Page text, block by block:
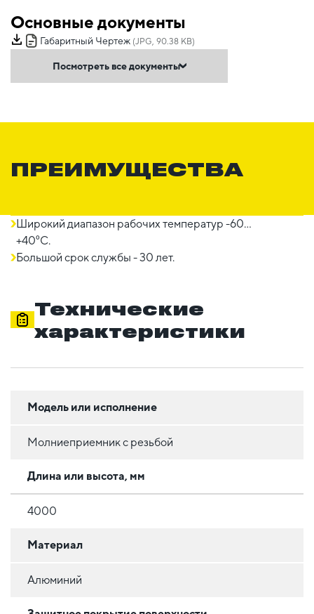
Основные документы
Габаритный Чертеж (JPG, 90.38 KB)
Посмотреть все документы
ПРЕИМУЩЕСТВА
Широкий диапазон рабочих температур -60…
+40⁰С.
Большой срок службы - 30 лет.
Технические
характеристики
Модель или исполнение
Молниеприемник с резьбой
Длина или высота, мм
4000
Материал
Алюминий